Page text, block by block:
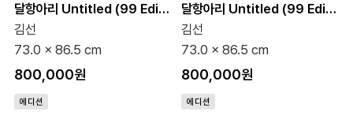
달항아리 Untitled (99 Editions)
김선
73.0 x 86.5 cm
800,000원
에디션
달항아리 Untitled (99 Editions)
김선
73.0 x 86.5 cm
800,000원
에디션